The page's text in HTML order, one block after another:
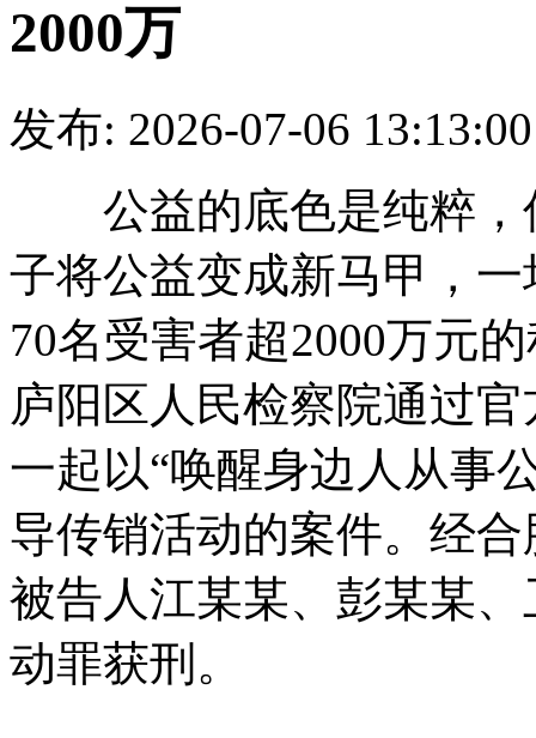
2000万
发布: 2026-07-06
公益的底色是纯粹，
子将公益变成新马甲，
70名受害者超2000万元
庐阳区人民检察院通过
一起以“唤醒身边人从事
导传销活动的案件。经
被告人江某某、彭某某
动罪获刑。